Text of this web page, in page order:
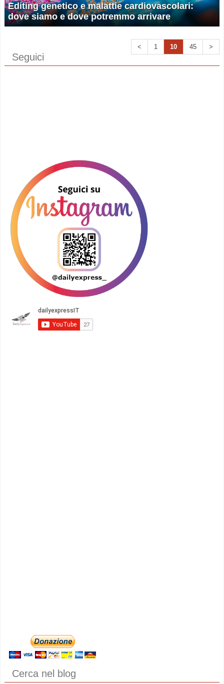
Editing genetico e malattie cardiovascolari:
dove siamo e dove potremmo arrivare
< 1 10 45 >
Seguici
Cerca nel blog